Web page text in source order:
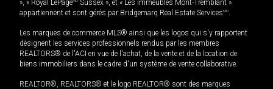
», « Royal LePage
Sussex », et « Les immeubles Mont-Tremblant »
appartiennent et sont gérés par Bridgemarq Real Estate ServicesMD.
Les marques de commerce MLS® ainsi que les logos qui s'y rapportent
désignent les services professionnels rendus par les membres
REALTORS® de l'ACI en vue de l'achat, de la vente et de la location de
biens immobiliers dans le cadre d'un système de vente collaborative.
REALTOR®, REALTORS® et le logo REALTOR® sont des marques